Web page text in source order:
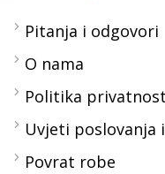
Pitanja i odgovori
O nama
Politika
Uvjeti poslovanja
Povrat robe